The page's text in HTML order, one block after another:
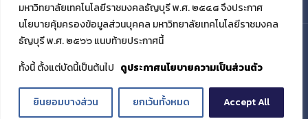
มหาวิทยาลัยเทคโนโลยีราชมงคลธัญบุรี พ.ศ. ๒๕๔๘ จึงประกาศ
นโยบายคุ้มครองข้อมูลส่วนบุคคล มหาวิทยาลัยเทคโนโลยีราชมงคล
ธัญบุรี พ.ศ. ๒๕๖๖ แนบท้ายประกาศนี้
ทั้งนี้ ตั้งแต่บัดนี้เป็นต้นไป ดูประกาศนโยบายความเป็นส่วนตัว
ยินยอมบางส่วน ยกเว้นทั้งหมด Accept All
© 2021 มหาวิทยาลัยเทคโนโลยีราชมงคลธัญบุรี